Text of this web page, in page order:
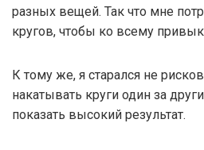
разных вещей. Так что мне
кругов, чтобы ко всему
К тому же, я старался не
накатывать круги один за
показать высокий результат.